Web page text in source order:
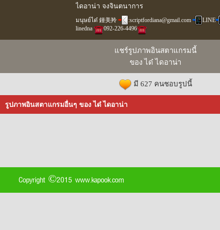
ไดอาน่า จงจินตนาการ
มนุษย์ได๋ 鍾美羚 :scriptfordiana@gmail.com
LINE
linedna
️092-226-4496
แชร์รูปภาพอินสตาแกรมนี้
ของ ได๋ ไดอาน่า
มี 627 คนชอบรูปนี้
รูปภาพอินสตาแกรมอื่นๆ ของ ได๋ ไดอาน่า
Copyright ©2015 www.kapook.com